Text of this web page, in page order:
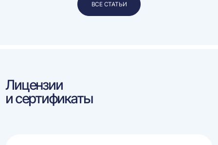
ВСЕ СТАТЬИ
Лицензии
и сертификаты